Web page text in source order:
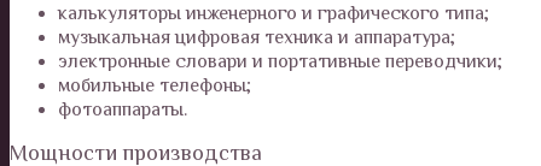
калькуляторы инженерного и графического типа;
музыкальная цифровая техника и аппаратура;
электронные словари и портативные переводчики;
мобильные телефоны;
фотоаппараты.
Мощности производства